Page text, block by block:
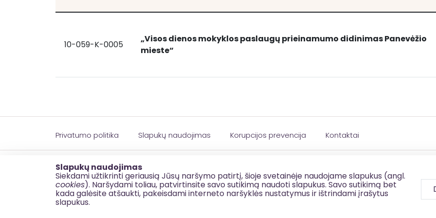
Slapukų naudojimas
Siekdami užtikrinti geriausią Jūsų naršymo patirtį, šioje svetainėje naudojame slapukus (angl.
cookies). Naršydami toliau, patvirtinsite savo sutikimą naudoti slapukus. Savo sutikimą bet
kada galėsite atšaukti, pakeisdami interneto naršyklės nustatymus ir ištrindami įrašytus
slapukus.
„Visos dienos mokyklos paslaugų prieinamumo didinimas Panevėžio mieste“
10-059-K-0005
„Visos
Panevėžio
mieste“
„Visos dienos mokyklos paslaugų prieinamumo didinimas Panevėžio
mieste“
Privatumo politika Slapukų naudojimas Korupcijos prevencija Kontaktai
© 2026 esinvesticijos.lt